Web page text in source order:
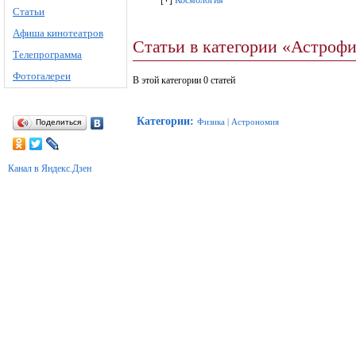
Статьи
Афиша кинотеатров
Телепрограмма
Фотогалереи
Поделиться
Канал в Яндекс.Дзен
Статьи в категории
В этой категории 0 статей
Категории: Физика | Астрономия